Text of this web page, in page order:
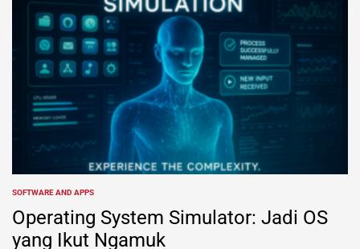
POSTED
IN
SOFTWARE AND APPS
Operating System Simulator: Jadi OS
yang Ikut Ngamuk